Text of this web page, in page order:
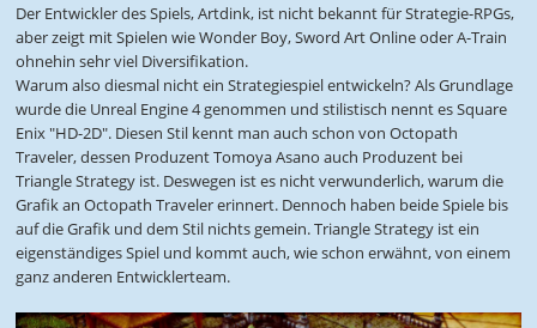
Der Entwickler des Spiels, Artdink, ist nicht bekannt für Strategie-RPGs,
aber zeigt mit Spielen wie Wonder Boy, Sword Art Online oder A-Train
ohnehin sehr viel Diversifikation.
Warum also diesmal nicht ein Strategiespiel entwickeln? Als Grundlage
wurde die Unreal Engine 4 genommen und stilistisch nennt es Square
Enix "HD-2D". Diesen Stil kennt man auch schon von Octopath
Traveler, dessen Produzent Tomoya Asano auch Produzent bei
Triangle Strategy ist. Deswegen ist es nicht verwunderlich, warum die
Grafik an Octopath Traveler erinnert. Dennoch haben beide Spiele bis
auf die Grafik und dem Stil nichts gemein. Triangle Strategy ist ein
eigenständiges Spiel und kommt auch, wie schon erwähnt, von einem
ganz anderen Entwicklerteam.